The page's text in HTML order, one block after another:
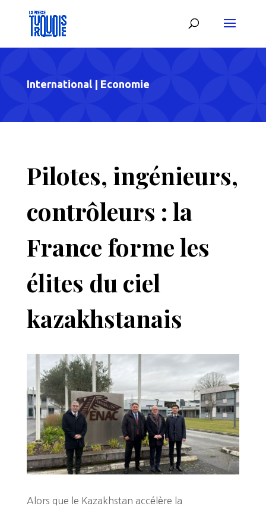
International| Economie
Pilotes, ingénieurs,
contrôleurs : la
France forme les
élites du ciel
kazakhstanais
Alors que le Kazakhstan accélère la